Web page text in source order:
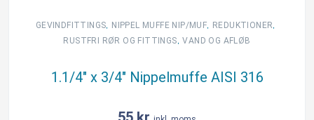
GEVINDFITTINGS, NIPPEL MUFFE NIP/MUF, REDUKTIONER,
RUSTFRI RØR OG FITTINGS,VAND OG AFLØB
1.1/4″ x 3/4″ Nippelmuffe AISI 316